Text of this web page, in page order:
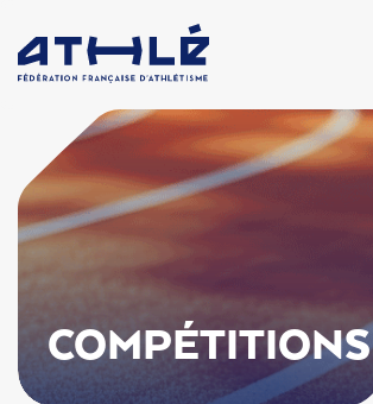
COMPÉTITIONS